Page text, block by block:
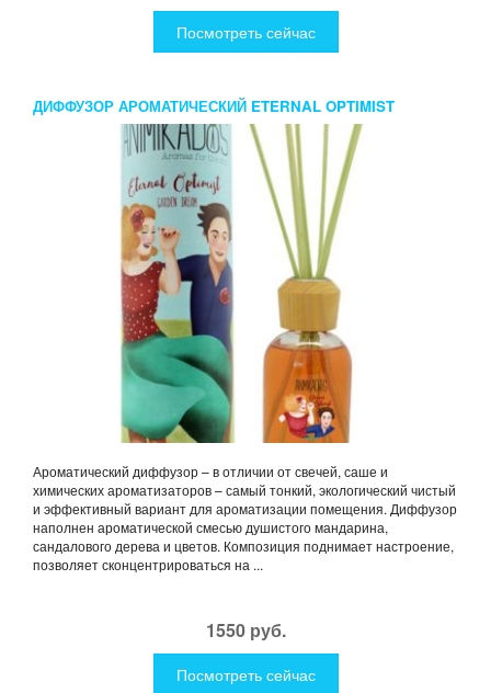
Посмотреть сейчас
ДИФФУЗОР АРОМАТИЧЕСКИЙ ETERNAL OPTIMIST
ANIMIKADOS 100 МЛ
Ароматический диффузор – в отличии от свечей, саше и
химических ароматизаторов – самый тонкий, экологический чистый
и эффективный вариант для ароматизации помещения. Диффузор
наполнен ароматической смесью душистого мандарина,
сандалового дерева и цветов. Композиция поднимает настроение,
позволяет сконцентрироваться на ...
1550 руб.
Посмотреть сейчас